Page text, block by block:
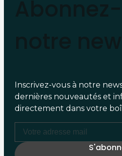
Inscrivez-vous à notre
dernières nouveautés et
directement dans votre